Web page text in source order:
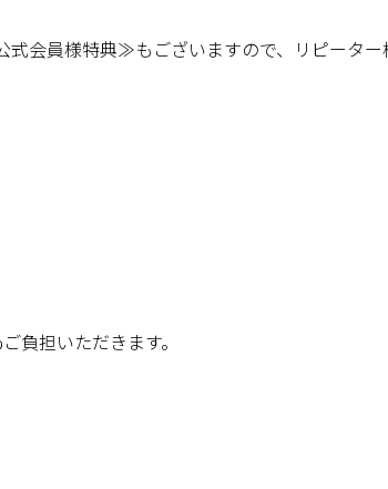
式会員様特典≫もございますので、リピータ
ご負担いただきます。